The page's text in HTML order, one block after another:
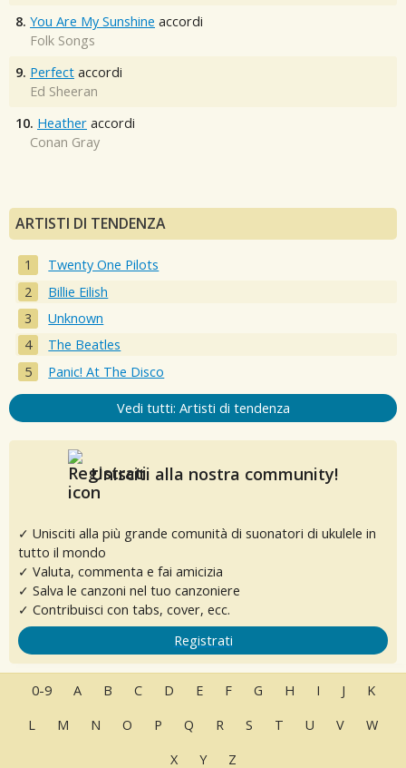
8. You Are My Sunshine accordi
Folk Songs
9. Perfect accordi
Ed Sheeran
10. Heather accordi
Conan Gray
ARTISTI DI TENDENZA
Twenty One Pilots
Billie Eilish
Unknown
The Beatles
Panic! At The Disco
Vedi tutti: Artisti di tendenza
Unisciti alla nostra community!
✓ Unisciti alla più grande comunità di suonatori di ukulele in
tutto il mondo
✓ Valuta, commenta e fai amicizia
✓ Salva le canzoni nel tuo canzoniere
✓ Contribuisci con tabs, cover, ecc.
Registrati
0-9 A B C D E F G H I J
K
L
M N O P Q R S T U V
W
X
Y Z